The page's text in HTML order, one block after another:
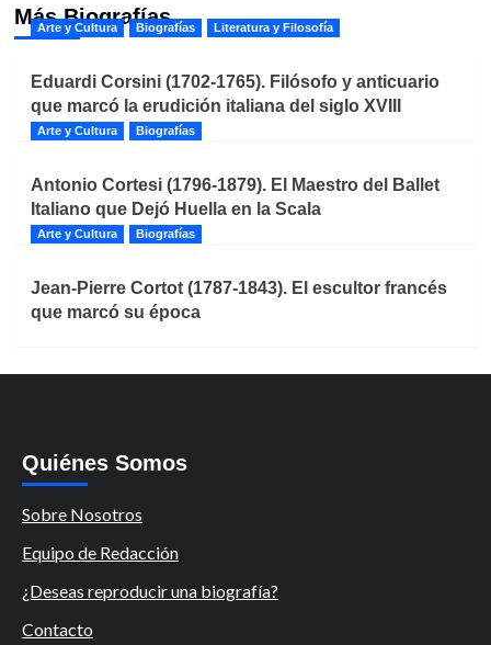
Más Biografías
Arte y Cultura Biografías Literatura y Filosofía
Eduardi Corsini (1702-1765). Filósofo y anticuario
que marcó la erudición italiana del siglo XVIII
Arte y Cultura Biografías
Antonio Cortesi (1796-1879). El Maestro del Ballet
Italiano que Dejó Huella en la Scala
Arte y Cultura Biografías
Jean-Pierre Cortot (1787-1843). El escultor francés
que marcó su época
Quiénes Somos
Sobre Nosotros
Equipo de Redacción
¿Deseas reproducir una biografía?
Contacto